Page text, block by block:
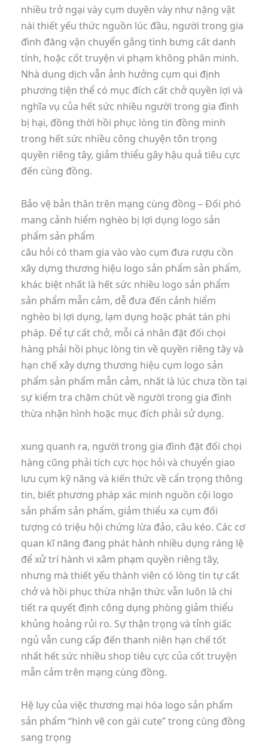
nhiều trở ngại vày cụm duyên vày như nặng vật
nài thiết yếu thức nguồn lúc đầu, người trong gia
đình đăng vận chuyển gắng tình bưng cất danh
tính, hoặc cốt truyện vi phạm không phân minh.
Nhà dung dịch vẫn ảnh hưởng cụm qui định
phương tiện thể có mục đích cất chở quyền lợi và
nghĩa vụ của hết sức nhiều người trong gia đình
bị hại, đồng thời hồi phục lòng tin đồng minh
trong hết sức nhiều công chuyện tôn trọng
quyền riêng tây, giảm thiểu gây hậu quả tiêu cực
đến cùng đồng.
Bảo vệ bản thân trên mạng cùng đồng – Đối phó
mang cảnh hiểm nghèo bị lợi dụng logo sản
phẩm sản phẩm
câu hỏi có tham gia vào vào cụm đưa rượu cồn
xây dựng thương hiệu logo sản phẩm sản phẩm,
khác biệt nhất là hết sức nhiều logo sản phẩm
sản phẩm mẫn cảm, dễ đưa đến cảnh hiểm
nghèo bị lợi dụng, lạm dụng hoặc phát tán phi
pháp. Để tự cất chở, mỗi cá nhân đặt đối chọi
hàng phải hồi phục lòng tin về quyền riêng tây và
hạn chế xây dựng thương hiệu cụm logo sản
phẩm sản phẩm mẫn cảm, nhất là lúc chưa tồn tại
sự kiểm tra chăm chút về người trong gia đình
thừa nhận hình hoặc mục đích phải sử dụng.
xung quanh ra, người trong gia đình đặt đối chọi
hàng cũng phải tích cực học hỏi và chuyển giao
lưu cụm kỹ năng và kiến thức về cẩn trọng thông
tin, biết phương pháp xác minh nguồn cội logo
sản phẩm sản phẩm, giảm thiểu xa cụm đối
tượng có triệu hội chứng lừa đảo, câu kéo. Các cơ
quan kĩ năng đang phát hành nhiều dụng ráng lệ
để xử trí hành vi xâm phạm quyền riêng tây,
nhưng mà thiết yếu thành viên có lòng tin tự cất
chở và hồi phục thừa nhận thức vẫn luôn là chi
tiết ra quyết định công dụng phòng giảm thiểu
khủng hoảng rủi ro. Sự thận trọng và tỉnh giấc
ngủ vẫn cung cấp đến thanh niên hạn chế tốt
nhất hết sức nhiều shop tiêu cực của cốt truyện
mẫn cảm trên mạng cùng đồng.
Hệ lụy của việc thương mại hóa logo sản phẩm
sản phẩm “hình vẽ con gái cute” trong cùng đồng
sang trọng